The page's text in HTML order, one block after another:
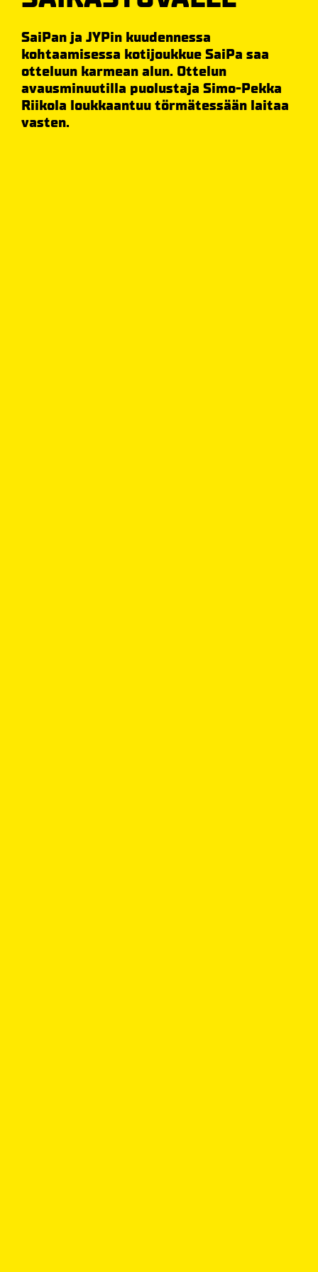
SaiPan ja JYPin kuudennessa
kohtaamisessa kotijoukkue SaiPa saa
otteluun karmean alun. Ottelun
avausminuutilla puolustaja Simo-Pekka
Riikola loukkaantuu törmätessään laitaa
vasten.